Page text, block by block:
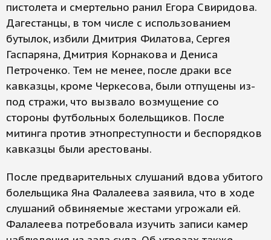
пистолета и смертельно ранил Егора Свиридова.
Дагестанцы, в том числе с использованием
бутылок, избили Дмитрия Филатова, Сергея
Гаспаряна, Дмитрия Корнакова и Дениса
Петроченко. Тем не менее, после драки все
кавказцы, кроме Черкесова, были отпущены из-
под стражи, что вызвало возмущение со
стороны футбольных болельщиков. После
митинга против этнопреступности и беспорядков
кавказцы были арестованы.
После предварительных слушаний вдова убитого
болельщика Яна Фалалеева заявила, что в ходе
слушаний обвиняемые жестами угрожали ей.
Фалалеева потребовала изучить записи камер